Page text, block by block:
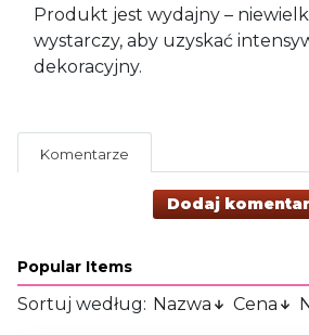
Produkt jest wydajny –
wystarczy, aby uzyskać
dekoracyjny.
Komentarze
Dodaj
Popular Items
Sortuj według: Nazwa Cena